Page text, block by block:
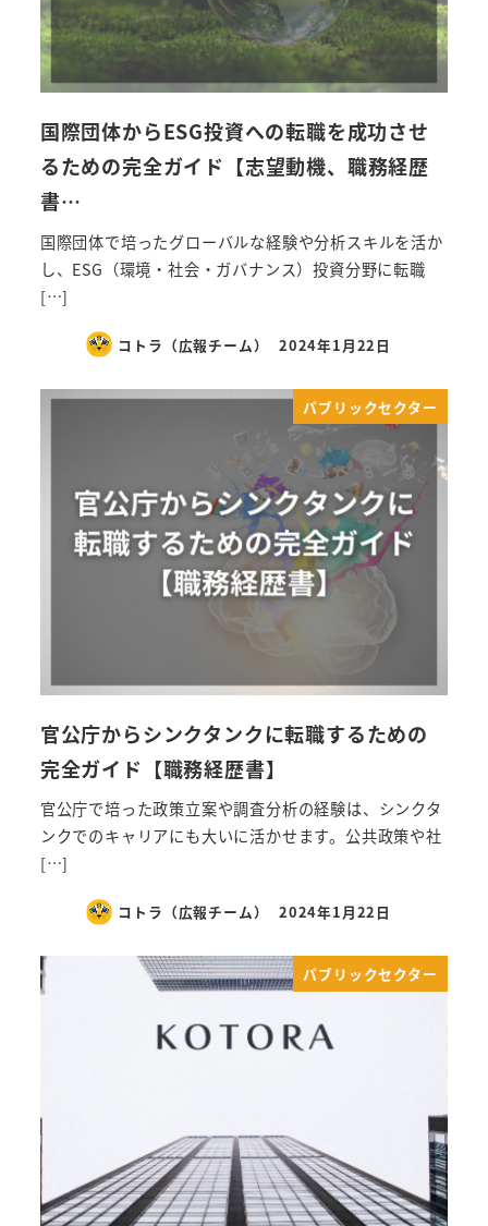
国際団体からESG投資への転職を成功させ
るための完全ガイド【志望動機、職務経歴
書…
国際団体で培ったグローバルな経験や分析スキルを活か
し、ESG（環境・社会・ガバナンス）投資分野に転職
[…]
コトラ（広報チーム） 2024年1月22日
パブリックセクター
官公庁からシンクタンクに転職するための
完全ガイド【職務経歴書】
官公庁で培った政策立案や調査分析の経験は、シンクタ
ンクでのキャリアにも大いに活かせます。公共政策や社
[…]
コトラ（広報チーム） 2024年1月22日
パブリックセクター